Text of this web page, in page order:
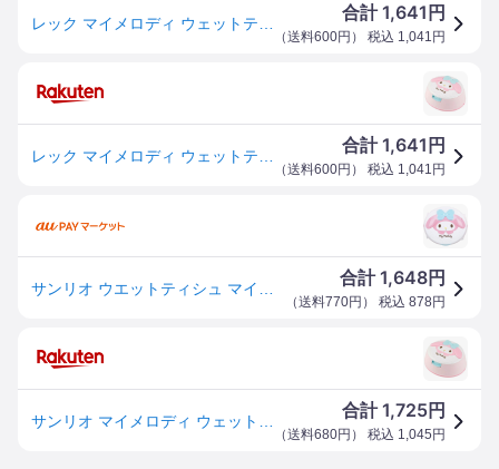
合計1,641 円
（送料600円 ） 税込 1,041 円
合計1,641 円
（送料600円 ） 税込 1,041 円
合計1,648円
（送料770円 ） 税込 878 円
合計1,725円
（送料680円 ） 税込 1,045 円